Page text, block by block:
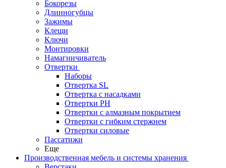
Бокорезы
Длинногубцы
Зажимы
Клещи
Ключи
Монтировки
Намагничиватель
Отвертки
Наборы
Отвертка SL
Отвертка с насадками
Отвертки PH
Отвертки с алмазным покрытием
Отвертки с гибким стержнем
Отвертки силовые
Пассатижи
Еще
Производственная мебель и системы хранения